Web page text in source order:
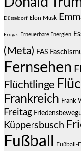
Düsseldorf Elon Musk
Erdgas Erneuerbare Energien
(Meta) FAS
Fernsehen
Flüchtlinge
Frankreich Frank
Freitag
Küppersbusch
Fußball Fußball-